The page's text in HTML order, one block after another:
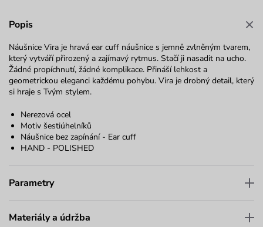
Popis
Náušnice Vira je hravá ear cuff náušnice s jemně zvlněným tvarem,
který vytváří přirozený a zajímavý rytmus. Stačí ji nasadit na ucho.
Žádné propíchnutí, žádné komplikace. Přináší lehkost a
geometrickou eleganci každému pohybu. Vira je drobný detail, který
si hraje s Tvým stylem.
Nerezová ocel
Motiv šestiúhelníků
Náušnice bez zapínání - Ear cuff
HAND - POLISHED
Parametry
Materiály a údržba